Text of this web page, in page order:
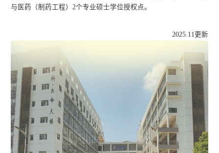
与医药（制药工程）2个专业硕士学位授权点。
2025.11更新